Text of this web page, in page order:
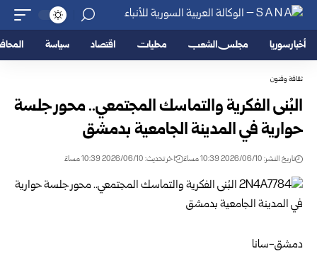
أخبار سوريا مجلس الشعب محليات اقتصاد سياسة
ثقافة وفنون
البُنى الفكرية والتماسك المجتمعي.. محور جلسة
حوارية في المدينة الجامعية بدمشق
تاريخ النشر: 2026/06/10 10:39 مساءً اخر تحديث: 2026/06/10 10:39 مساءً
دمشق-سانا